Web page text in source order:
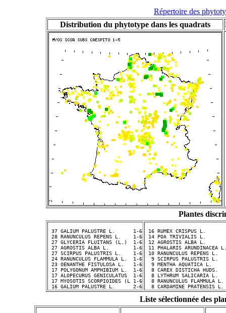
Répertoire des
Distribution du phytotype dans les quadrats
Plantes
37 GALIUM PALUSTRE L.      1-6
28 RANUNCULUS REPENS L.    1-6
27 GLYCERIA FLUITANS (L.)  1-6
27 AGROSTIS ALBA L.        1-6
27 SCIRPUS PALUSTRIS L.    1-6
24 RANUNCULUS FLAMMULA L.  1-6
23 OENANTHE FISTULOSA L.   1-6
17 POLYGONUM AMPHIBIUM L.  1-6
17 ALOPECURUS GENICULATUS  1-6
17 MYOSOTIS SCORPIOIDES (L 1-6
16 GALIUM PALUSTRE L.      2-6
16 RUMEX CRISPUS L.
14 POA TRIVIALIS L.
12 AGROSTIS ALBA L.
11 PHALARIS ARUNDINACEA
10 RANUNCULUS REPENS L.
9 SCIRPUS PALUSTRIS L.
9 MENTHA AQUATICA L.
8 CAREX DISTICHA HUDS.
8 LYTHRUM SALICARIA L.
8 RANUNCULUS FLAMMULA L.
8 CARDAMINE PRATENSIS L.
Liste sélectionnée des